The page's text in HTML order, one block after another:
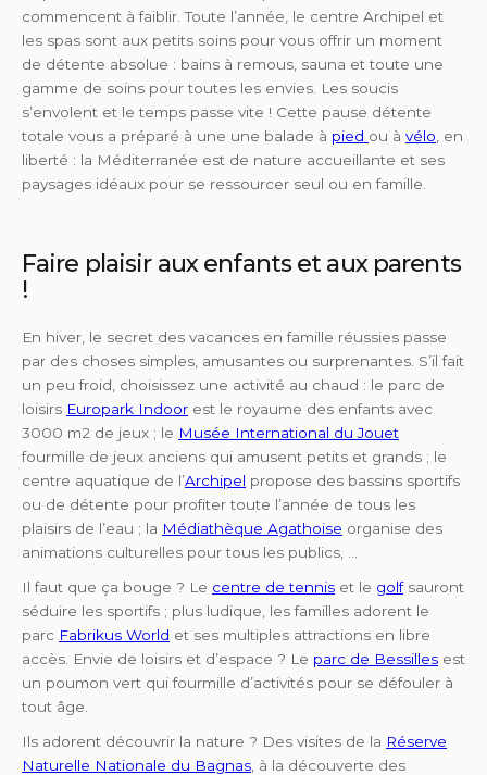
commencent à faiblir. Toute l’année, le centre Archipel et
les spas sont aux petits soins pour vous offrir un moment
de détente absolue : bains à remous, sauna et toute une
gamme de soins pour toutes les envies. Les soucis
s’envolent et le temps passe vite ! Cette pause détente
totale vous a préparé à une une balade à pied ou à vélo, en
liberté : la Méditerranée est de nature accueillante et ses
paysages idéaux pour se ressourcer seul ou en famille.
Faire plaisir aux enfants et aux parents
!
En hiver, le secret des vacances en famille réussies passe
par des choses simples, amusantes ou surprenantes. S’il fait
un peu froid, choisissez une activité au chaud : le parc de
loisirs Europark Indoor est le royaume des enfants avec
3000 m2 de jeux ; le Musée International du Jouet
fourmille de jeux anciens qui amusent petits et grands ; le
centre aquatique de l’Archipel propose des bassins sportifs
ou de détente pour profiter toute l’année de tous les
plaisirs de l’eau ; la Médiathèque Agathoise organise des
animations culturelles pour tous les publics, …
Il faut que ça bouge ? Le centre de tennis et le golfsauront
séduire les sportifs ; plus ludique, les familles adorent le
parc Fabrikus World et ses multiples attractions en libre
accès. Envie de loisirs et d’espace ? Le parc de Bessilles est
un poumon vert qui fourmille d’activités pour se défouler à
tout âge.
Ils adorent découvrir la nature ? Des visites de la Réserve
Naturelle Nationale du Bagnas , à la découverte des